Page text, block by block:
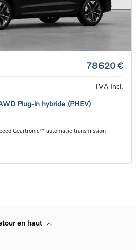
78 620 €
TVA Incl.
Plug-in hybride (PHEV)
Geartronic™ automatic transmission
en haut